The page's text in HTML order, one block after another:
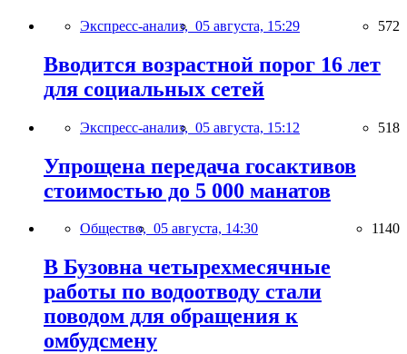
Экспресс-анализ, 05 августа, 15:29 572
Вводится возрастной порог 16 лет
для социальных сетей
Экспресс-анализ, 05 августа, 15:12 518
Упрощена передача госактивов
стоимостью до 5 000 манатов
Общество, 05 августа, 14:30 1140
В Бузовна четырехмесячные
работы по водоотводу стали
поводом для обращения к
омбудсмену